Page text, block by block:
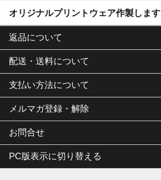
オリジナルプリントウェア作製します
返品について
配送・送料について
支払い方法について
メルマガ登録・解除
お問合せ
PC版表示に切り替える